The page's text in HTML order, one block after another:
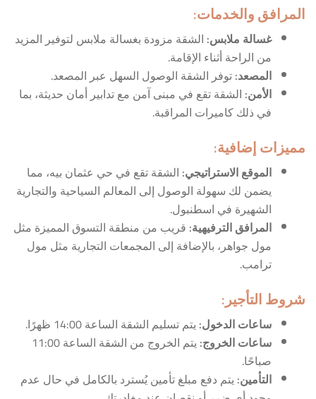
المرافق والخدمات:
غسالة ملابس: الشقة مزودة بغسالة ملابس لتوفير المزيد
من الراحة أثناء الإقامة.
المصعد:توفر الشقة الوصول السهل عبر المصعد.
الأمن: الشقة تقع في مبنى آمن مع تدابير أمان حديثة، بما
في ذلك كاميرات المراقبة.
مميزات إضافية:
الموقع الاستراتيجي: الشقة تقع في حي عثمان بيه، مما
يضمن لك سهولة الوصول إلى المعالم السياحية والتجارية
الشهيرة في اسطنبول.
المرافق الترفيهية: قريب من منطقة التسوق المميزة مثل
مول جواهر، بالإضافة إلى المجمعات التجارية مثل مول
ترامب.
شروط التأجير:
ساعات الدخول:يتم تسليم الشقة الساعة 14:00 ظهرًا.
ساعات الخروج:
يتم الخروج من الشقة الساعة 11:00
صباحًا.
التأمين:يتم دفع مبلغ تأمين يُسترد بالكامل في حال عدم